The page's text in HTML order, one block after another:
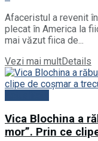
Afaceristul a revenit
plecat în America la
mai văzut fiica de...
Vezi mai multDetails
Vica Blochina a
mor”. Prin ce